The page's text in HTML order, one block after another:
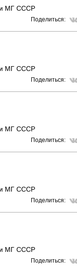
МГ СССР
Поделиться:
МГ СССР
Поделиться:
МГ СССР
Поделиться:
МГ СССР
Поделиться:
МГ СССР
Поделиться: